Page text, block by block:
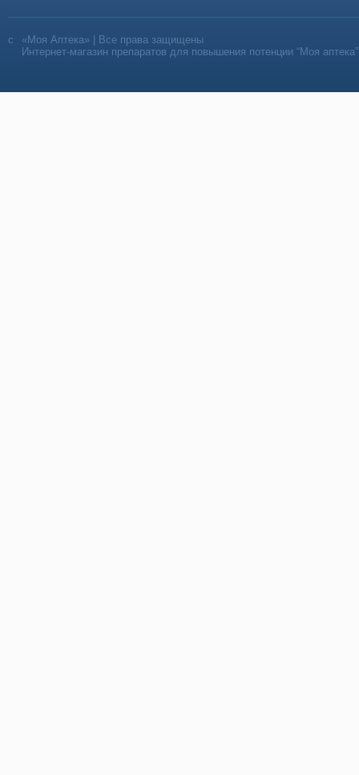
«Моя Аптека» | Все права защищены
Интернет-магазин препаратов для повышения потенции “Моя